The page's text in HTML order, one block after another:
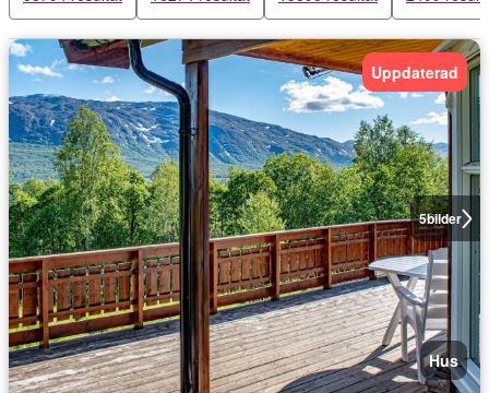
5bilder
Uppdaterad
Hus